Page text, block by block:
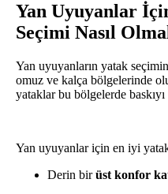
Yan Uyuyanlar
Seçimi Nasıl
Yan uyuyanların yatak
omuz ve kalça bölgelerinde
yataklar bu bölgelerde
Yan uyuyanlar için en iyi
Derin birüst konfor